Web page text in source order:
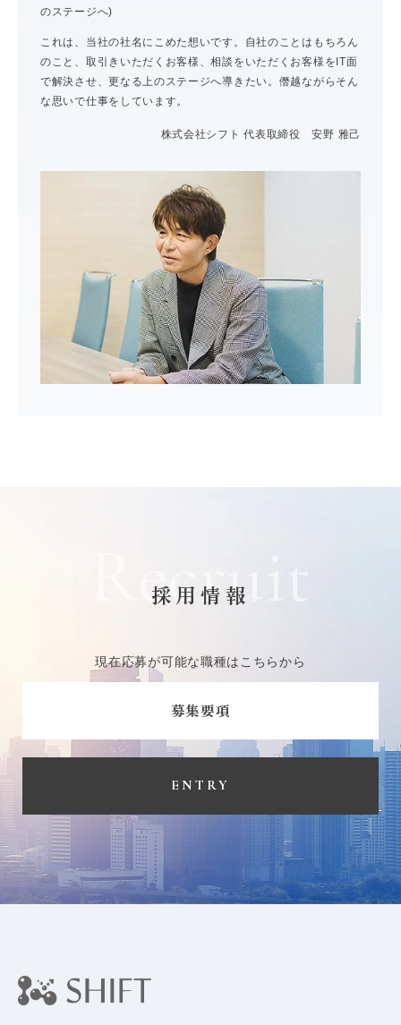
のステージへ)
これは、当社の社名にこめた想いです。自社のことはもちろん
のこと、取引きいただくお客様、相談をいただくお客様をIT面
で解決させ、更なる上のステージへ導きたい。僭越ながらそん
な思いで仕事をしています。
株式会社シフト 代表取締役 安野 雅己
Recruit
採用情報
現在応募が可能な職種はこちらから
募集要項
ENTRY